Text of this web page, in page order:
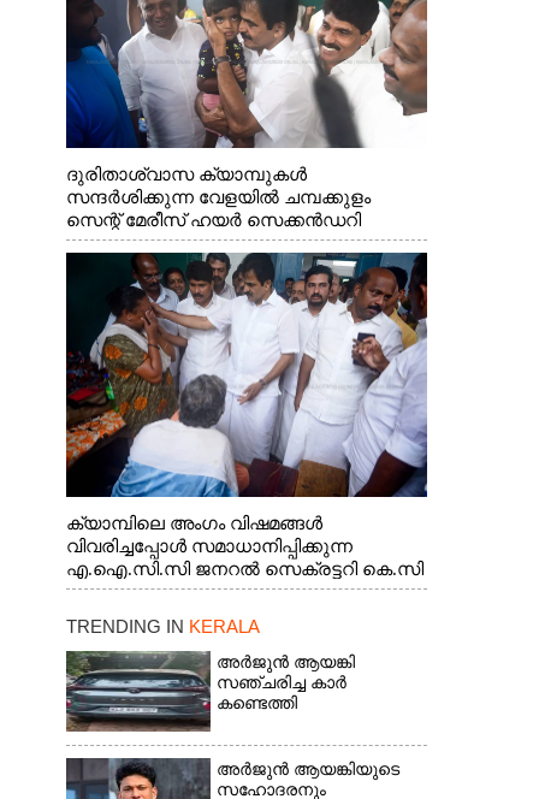
ദുരിതാശ്വാസ ക്യാമ്പുകൾ
സന്ദർശിക്കുന്ന വേളയിൽ ചമ്പക്കുളം
സെന്റ് മേരീസ് ഹയർ സെക്കൻഡറി
സ്കൂളിലെ ക്യാമ്പിലെത്തിയ എ.ഐ.സി.സി
ജനറൽ സെക്രട്ടറി കെ.സി
വേണുഗോപാൽ എം.പി കുരുന്നിനെ
എടുത്ത് ലാളിച്ചപ്പോൾ. സഹകരണ-
എക്സൈസ് വകുപ്പ് മന്ത്രി എം. ലിജു,
കൃഷിവകുപ്പ് മന്ത്രി ടി. സിദ്ദിഖ്, റെജി
ചെറിയാൻ എം. എൽ. എ എന്നിവർ സമീപം
ക്യാമ്പിലെ അംഗം വിഷമങ്ങൾ
വിവരിച്ചപ്പോൾ സമാധാനിപ്പിക്കുന്ന
എ.ഐ.സി.സി ജനറൽ സെക്രട്ടറി കെ.സി
വേണുഗോപാൽ എം.പി. സഹകരണ-
എന്നിവർ
TRENDING IN KERALA
അർജുൻ ആയങ്കി
സഞ്ചരിച്ച കാർ
കണ്ടെത്തി
അർജുൻ ആയങ്കിയുടെ
സഹോദരനും